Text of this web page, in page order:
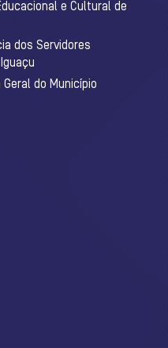
e Cultural de
dos Servidores
Geral do Município